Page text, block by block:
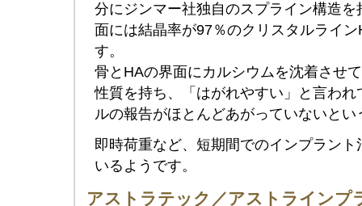
分にジンマー社独自のスプライン構造
面には結晶率が97％のクリスタルライ
す。
骨とHAの界面にカルシウムを沈着させ
性質を持ち、「はがれやすい」と言わ
ルの報告がほとんどあがっていないと
即時荷重など、短期間でのインプラン
いるようです。
アストラテック／アストラインプ